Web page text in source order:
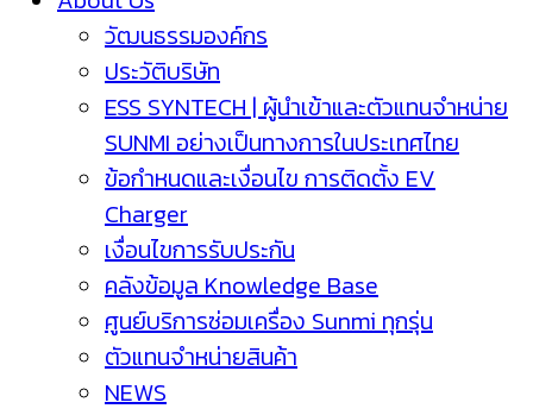
วัฒนธรรมองค์กร
ประวัติบริษัท
ESS SYNTECH | ผู้นำเข้าและตัวแทนจำหน่าย
SUNMI อย่างเป็นทางการในประเทศไทย
ข้อกำหนดและเงื่อนไข การติดตั้ง EV
Charger
เงื่อนไขการรับประกัน
คลังข้อมูล Knowledge Base
ศูนย์บริการซ่อมเครื่อง Sunmi ทุกรุ่น
ตัวแทนจำหน่ายสินค้า
NEWS